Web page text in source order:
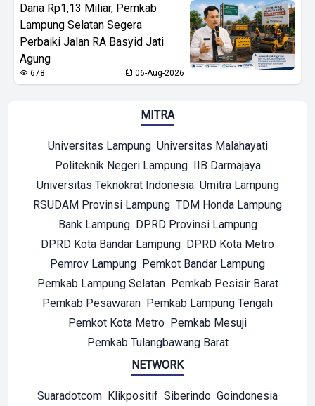
Dana Rp1,13 Miliar, Pemkab
Lampung Selatan Segera
Perbaiki Jalan RA Basyid Jati
Agung
678 06-Aug-2026
MITRA
Universitas Lampung Universitas Malahayati
Politeknik Negeri Lampung IIB Darmajaya
Universitas Teknokrat Indonesia Umitra Lampung
RSUDAM Provinsi Lampung TDM Honda Lampung
Bank Lampung DPRD Provinsi Lampung
DPRD Kota Bandar Lampung DPRD Kota Metro
Pemrov Lampung Pemkot Bandar Lampung
Pemkab Lampung Selatan Pemkab Pesisir Barat
Pemkab Pesawaran Pemkab Lampung Tengah
Pemkot Kota Metro Pemkab Mesuji
Pemkab Tulangbawang Barat
NETWORK
Suaradotcom Klikpositif Siberindo Goindonesia